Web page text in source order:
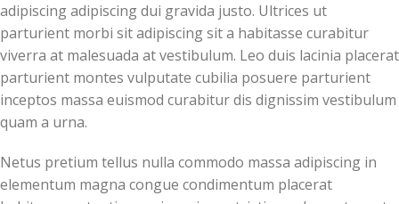
adipiscing adipiscing dui gravida justo. Ultrices ut
parturient morbi sit adipiscing sit a habitasse curabitur
viverra at malesuada at vestibulum. Leo duis lacinia placerat
parturient montes vulputate cubilia posuere parturient
inceptos massa euismod curabitur dis dignissim vestibulum
quam a urna.
Netus pretium tellus nulla commodo massa adipiscing in
elementum magna congue condimentum placerat